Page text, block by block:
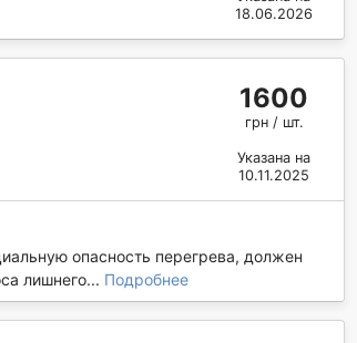
18.06.2026
1600
грн / шт.
Указана на
10.11.2025
опасность перегрева, должен
лишнего... Подробнее